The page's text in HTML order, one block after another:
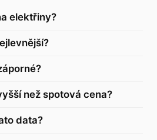
elektřiny?
než spotová cena?
data?